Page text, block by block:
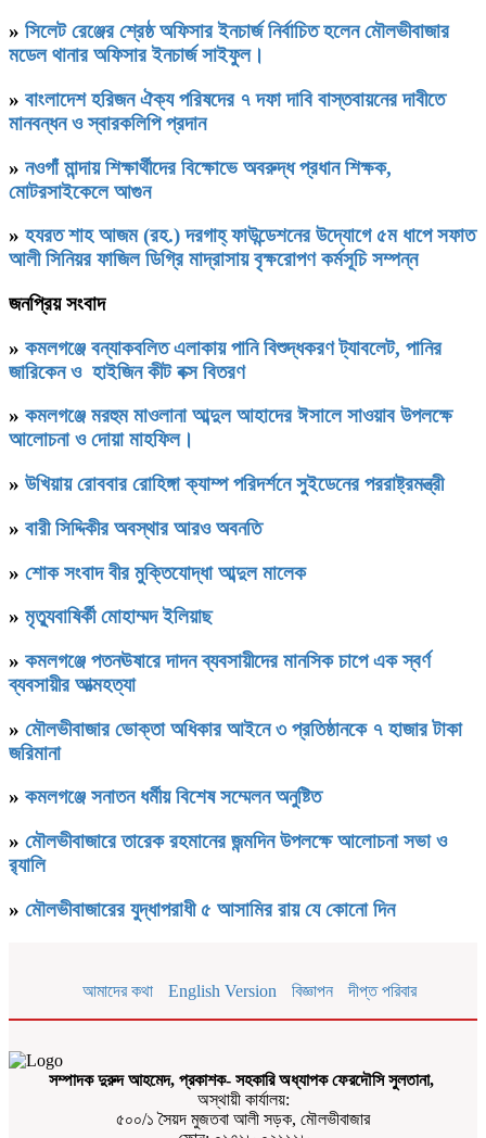
» সিলেট রেঞ্জের শ্রেষ্ঠ অফিসার ইনচার্জ নির্বাচিত হলেন মৌলভীবাজার
মডেল থানার অফিসার ইনচার্জ সাইফুল।
» বাংলাদেশ হরিজন ঐক্য পরিষদের ৭ দফা দাবি বাস্তবায়নের দাবীতে
মানবন্ধন ও স্বারকলিপি প্রদান
» নওগাঁ মান্দায় শিক্ষার্থীদের বিক্ষোভে অবরুদ্ধ প্রধান শিক্ষক,
মোটরসাইকেলে আগুন
» হযরত শাহ আজম (রহ.) দরগাহ্ ফাউন্ডেশনের উদ্যোগে ৫ম ধাপে সফাত
আলী সিনিয়র ফাজিল ডিগ্রি মাদ্রাসায় বৃক্ষরোপণ কর্মসূচি সম্পন্ন
জনপ্রিয় সংবাদ
» কমলগঞ্জে বন্যাকবলিত এলাকায় পানি বিশুদ্ধকরণ ট্যাবলেট, পানির
জারিকেন ও হাইজিন কীট বক্স বিতরণ
» কমলগঞ্জে মরহুম মাওলানা আব্দুল আহাদের ঈসালে সাওয়াব উপলক্ষে
আলোচনা ও দোয়া মাহফিল।
» উখিয়ায় রোববার রোহিঙ্গা ক্যাম্প পরিদর্শনে সুইডেনের পররাষ্ট্রমন্ত্রী
» বারী সিদ্দিকীর অবস্থার আরও অবনতি
» শোক সংবাদ বীর মুক্তিযোদ্ধা আব্দুল মালেক
» মৃত্যুবাষির্কী মোহাম্মদ ইলিয়াছ
» কমলগঞ্জে পতনঊষারে দাদন ব্যবসায়ীদের মানসিক চাপে এক স্বর্ণ
ব্যবসায়ীর আত্মহত্যা
» মৌলভীবাজার ভোক্তা অধিকার আইনে ৩ প্রতিষ্ঠানকে ৭ হাজার টাকা
জরিমানা
» কমলগঞ্জে সনাতন ধর্মীয় বিশেষ সম্মেলন অনুষ্টিত
» মৌলভীবাজারে তারেক রহমানের জন্মদিন উপলক্ষে আলোচনা সভা ও
র‌্যালি
» মৌলভীবাজারের যুদ্ধাপরাধী ৫ আসামির রায় যে কোনো দিন
আমাদের কথা English Version বিজ্ঞাপন দীপ্ত পরিবার
সম্পাদক দুরুদ আহমেদ, প্রকাশক- সহকারি অধ্যাপক ফেরদৌসি সুলতানা,
অস্থায়ী কার্যালয়:
৫০০/১ সৈয়দ মুজতবা আলী সড়ক, মৌলভীবাজার